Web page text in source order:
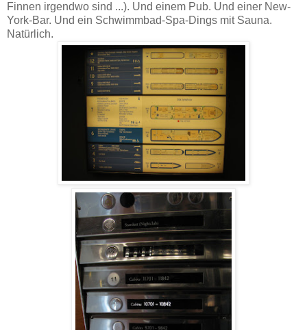
Finnen irgendwo sind ...). Und einem Pub. Und einer New-
York-Bar. Und ein Schwimmbad-Spa-Dings mit Sauna.
Natürlich.